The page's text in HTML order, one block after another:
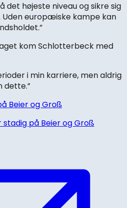
det højeste niveau og sikre sig
Uden europæiske kampe kan
kom Schlotterbeck med
i min karriere, men aldrig
dette.”
stadig på Beier og Groß